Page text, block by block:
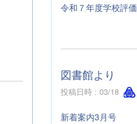
令和７年度学校評価
図書館より
投稿日時 : 03/18
新着案内3月号